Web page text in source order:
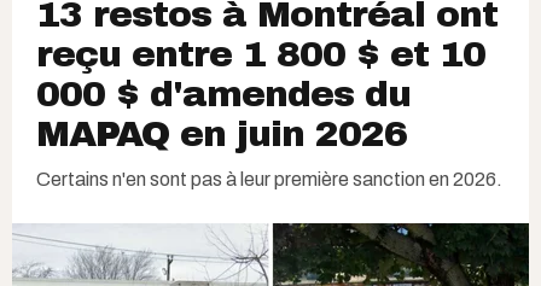
13 restos à Montréal ont
reçu entre 1 800 $ et 10
000 $ d'amendes du
MAPAQ en juin 2026
Certains n'en sont pas à leur première sanction en 2026.